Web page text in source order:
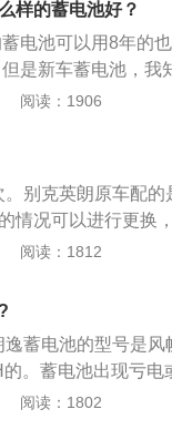
压进行检测，如不
，放电时间比其他
”发黑：对蓄电池
失水”；打开蓄电
要更换。
样的蓄电池好？
电池可以用8年的
是新车蓄电池，我
一年的话就打个折
打折。 一年内换电
法确定电瓶应该多
。我自己的卡罗拉
我发现雅力士居然
，现在三年多变成
动不了了，除非买
的电瓶用到2022年
了，不知道到家是
池是用多久的？我
阅读：1906
别克英朗原车配
情况可以进行更换
相关内容如下：1、
助，胞们车辆上的
正极相连；2、在
。因为纯净水中含
不间断地使用启
发动车的时间总长
阅读：1812
蓄电池的型号是风
。蓄电池出现亏电
车内负载没电的情
阅读：1802